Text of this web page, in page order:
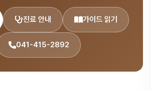
진료 안내 가이드 읽기
041-415-2892